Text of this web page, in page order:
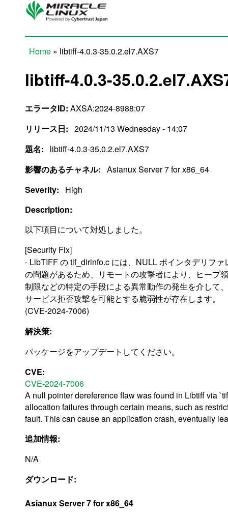
Skip to main content
Home » libtiff-4.0.3-35.0.2.el7.AXS7
libtiff-4.0.3-
エラータID: AXSA:2024-8988:07
リリース日: 2024/11/13 Wednesday - 14:07
題名:
libtiff-4.0.3-35.0.2.el7.AXS7
影響のあるチャネル: Asianux Server 7 for x86_64
Severity:
High
Description:
以下項目について対処しました。
[Security Fix]
- LibTIFF の tif_dirinfo.c には、NULL ポインタデリファ
の問題があるため、リモートの攻撃者により、ヒープ
制限などの特定の手段による異常動作の発生を介して、
サービス拒否攻撃を可能とする脆弱性が存在します。
(CVE-2024-7006)
解決策:
パッケージをアップデートしてください。
CVE:
CVE-2024-7006
A null pointer dereference flaw was found in Libtiff via
allocation failures through certain means, such as
fault. This can cause an application crash, eventually
追加情報:
N/A
ダウンロード:
Asianux Server 7 for x86_64